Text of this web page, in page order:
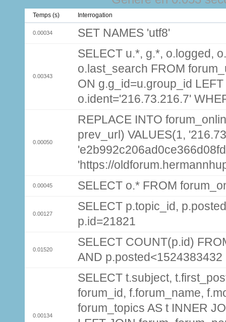
Temps (s) Interrogation
0.00034 SET NAMES 'utf8'
0.00343
SELECT u.*, g.*, o.logged,
o.last_search FROM
ON g.g_id=u.group_id
o.ident='216.73.216.7'
0.00050
REPLACE INTO
prev_url) VALUES(1,
'https://
0.00045 SELECT o.* FROM
0.00127
SELECT p.topic_id,
p.id=21821
0.01520
SELECT COUNT(p.id)
AND p.posted<1524383432
0.00134
SELECT t.subject,
forum_id, f.forum_name,
forum_topics AS t INNER